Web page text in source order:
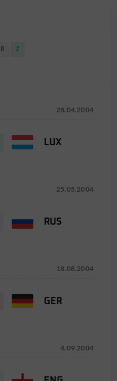
R Z
28.04.2004
LUX
25.05.2004
RUS
18.08.2004
GER
4.09.2004